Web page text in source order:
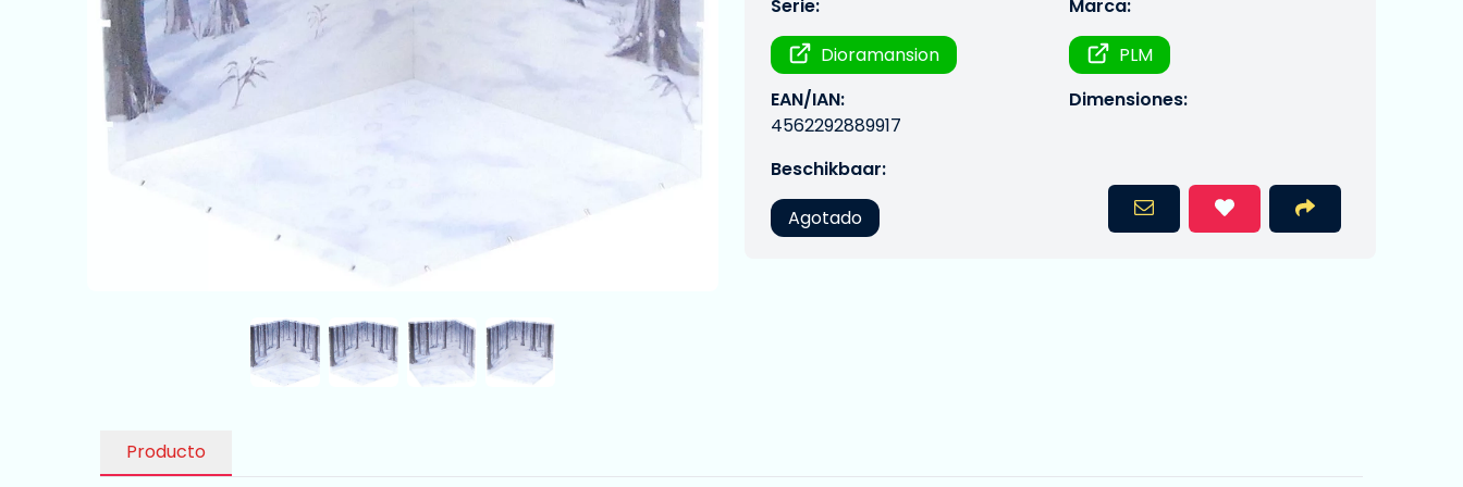
Serie:
Dioramansion
Marca:
PLM
EAN/IAN:
4562292889917
Dimensiones:
Beschikbaar:
Agotado
Producto